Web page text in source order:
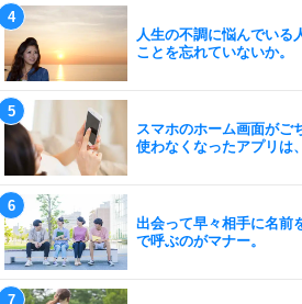
人生の不調に悩んでいる
ことを忘れていないか。
スマホのホーム画面がご
使わなくなったアプリは
出会って早々相手に名前
で呼ぶのがマナー。